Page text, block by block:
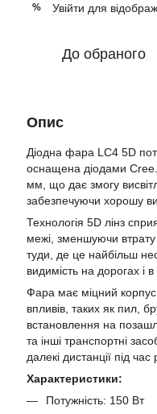
% Увійти для
До обраного
Опис
Діодна фара LC4 5D
оснащена діодами
мм, що дає змогу
забезпечуючи хорошу
Технологія 5D лінз
межі, зменшуючи
туди, де це найбільш
видимість на дорогах і
Фара має міцний корпус,
впливів, таких як пил,
встановлення на
та інші транспортні
далекі дистанції під
Характеристики:
Потужність: 150 Вт